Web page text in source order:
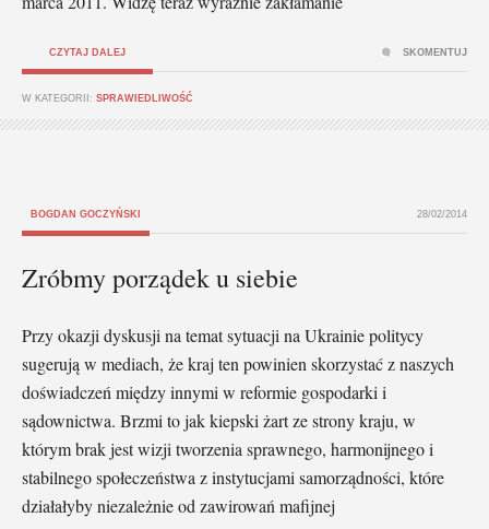
CZYTAJ DALEJ
W KATEGORII: SPRAWIEDLIWOŚĆ
SKOMENTUJ
BOGDAN GOCZYŃSKI 28/02/2014
Zróbmy porządek u siebie
Przy okazji dyskusji na temat sytuacji na Ukrainie politycy
sugerują w mediach, że kraj ten powinien skorzystać z naszych
doświadczeń między innymi w reformie gospodarki i
sądownictwa. Brzmi to jak kiepski żart ze strony kraju, w
którym brak jest wizji tworzenia sprawnego, harmonijnego i
stabilnego społeczeństwa z instytucjami samorządności, które
działałyby niezależnie od zawirowań mafijnej